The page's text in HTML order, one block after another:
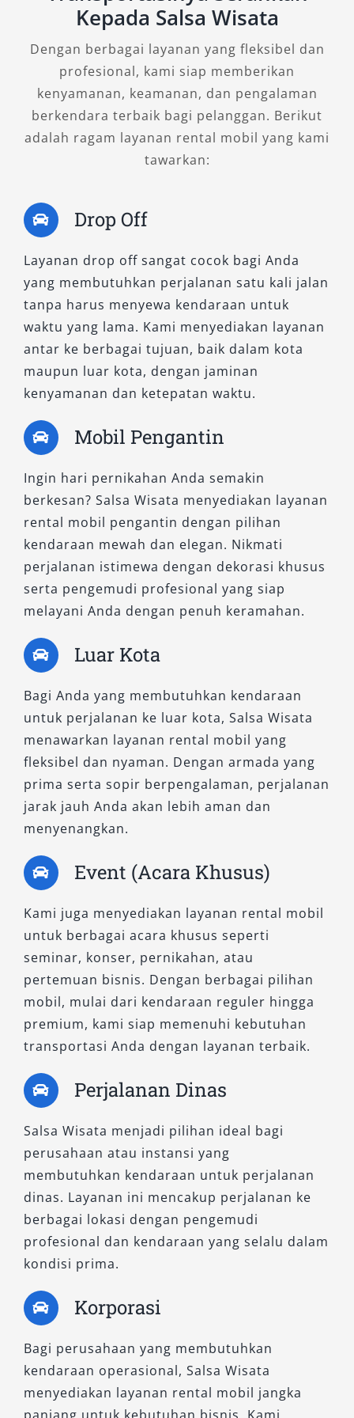
Harga rental mobil Jember murah memang
menarik, tetapi jangan hanya fokus pada tarif
terendah. Perhatikan fasilitas yang didapat,
seperti kondisi mobil, layanan sopir, dan
asuransi. Harga yang wajar dengan layanan
lengkap justru lebih menguntungkan dalam
jangka panjang.
Menyeluruh
Jember harian atau bulanan, pastikan
kendaraan dalam kondisi prima. Cek
kebersihan interior, performa mesin, kondisi
ban, hingga fungsi AC dan fitur keselamatan.
Armada yang terawat menunjukkan kualitas
dan profesionalitas penyedia jasa.
5. Pahami Syarat dan Ketentuan
Sewa dengan Detail
Setiap penyedia jasa sewa mobil Jember
memiliki aturan berbeda. Pastikan Anda
memahami detail seperti durasi sewa, biaya
overtime, batas area penggunaan, serta
kebijakan pembatalan. Hal ini penting untuk
menghindari biaya tambahan yang tidak
terduga.
6. Tentukan Pilihan Sopir atau
Lepas Kunci Sesuai Kebutuhan
Jika Anda tidak familiar dengan rute di Jember,
gunakan layanan sewa mobil Jember dengan
sopir agar perjalanan lebih praktis. Namun jika
ingin lebih fleksibel dan privat, Anda bisa
memilih rental mobil Jember lepas kunci
dengan syarat dan ketentuan yang berlaku.
7. Pilih Rental dengan Layanan
Tambahan yang Mendukung
Rental mobil yang baik biasanya menyediakan
layanan tambahan seperti antar-jemput, paket
wisata, hingga customer service 24 jam.
Fasilitas ini sangat membantu, terutama bagi
wisatawan atau pengguna yang membutuhkan
kendala.
Rekomendasi Penggunaan Sewa
Mobil di Jember
Layanan ini sangat cocok digunakan untuk:
Wisata ke Pantai Papuma, Watu Ulo, atau
Air Terjun Tancak
Perjalanan bisnis dan kunjungan kerja
Antar-jemput bandara atau stasiun
Acara keluarga seperti pernikahan atau
gathering
Kebutuhan harian atau mendadak
Dengan pilihan armada lengkap, Anda bisa
Kepada Salsa Wisata
Dengan berbagai layanan yang fleksibel dan
profesional, kami siap memberikan
kenyamanan, keamanan, dan pengalaman
berkendara terbaik bagi pelanggan. Berikut
adalah ragam layanan rental mobil yang kami
tawarkan:
Drop Off
Layanan drop off sangat cocok bagi Anda
yang membutuhkan perjalanan satu kali jalan
tanpa harus menyewa kendaraan untuk
waktu yang lama. Kami menyediakan layanan
antar ke berbagai tujuan, baik dalam kota
maupun luar kota, dengan jaminan
kenyamanan dan ketepatan waktu.
Mobil Pengantin
Ingin hari pernikahan Anda semakin
berkesan? Salsa Wisata menyediakan layanan
rental mobil pengantin dengan pilihan
kendaraan mewah dan elegan. Nikmati
perjalanan istimewa dengan dekorasi khusus
serta pengemudi profesional yang siap
melayani Anda dengan penuh keramahan.
Luar Kota
Bagi Anda yang membutuhkan kendaraan
untuk perjalanan ke luar kota, Salsa Wisata
menawarkan layanan rental mobil yang
fleksibel dan nyaman. Dengan armada yang
prima serta sopir berpengalaman, perjalanan
jarak jauh Anda akan lebih aman dan
menyenangkan.
Event (Acara Khusus)
Kami juga menyediakan layanan rental mobil
untuk berbagai acara khusus seperti
seminar, konser, pernikahan, atau
pertemuan bisnis. Dengan berbagai pilihan
mobil, mulai dari kendaraan reguler hingga
premium, kami siap memenuhi kebutuhan
transportasi Anda dengan layanan terbaik.
Perjalanan Dinas
Salsa Wisata menjadi pilihan ideal bagi
perusahaan atau instansi yang
membutuhkan kendaraan untuk perjalanan
dinas. Layanan ini mencakup perjalanan ke
berbagai lokasi dengan pengemudi
profesional dan kendaraan yang selalu dalam
kondisi prima.
Korporasi
Bagi perusahaan yang membutuhkan
kendaraan operasional, Salsa Wisata
menyediakan layanan rental mobil jangka